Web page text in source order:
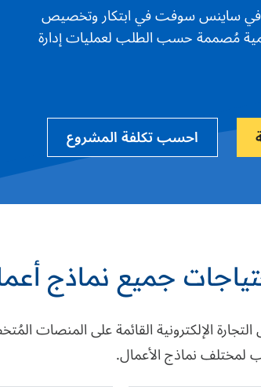
في ساينس سوفت في ابتكار وتخصيص
مُصممة حسب الطلب لعمليات إدارة
احسب تكلفة المشروع
جميع نماذج
الإلكترونية القائمة على المنصات
لمختلف نماذج الأعمال.